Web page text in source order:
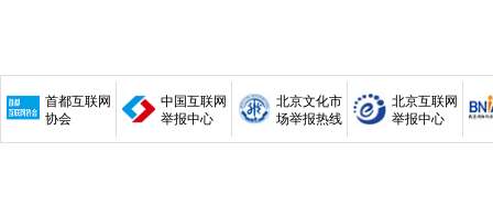
首都互联网
协会
中国互联网
举报中心
北京文化市
场举报热线
北京互联网
举报中心